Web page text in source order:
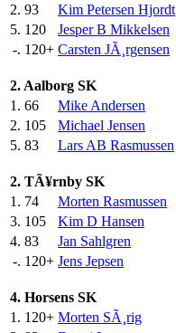
2. 93 Kim Petersen Hjordt
5. 120 Jesper B Mikkelsen
-. 120+ Carsten JÃ¸rgensen
2. Aalborg SK
1. 66 Mike Andersen
2. 105 Michael Jensen
5. 83 Lars AB Rasmussen
2. TÃ¥rnby SK
1. 74 Morten Rasmussen
3. 105 Kim D Hansen
4. 83 Jan Sahlgren
-. 120+ Jens Jepsen
4. Horsens SK
1. 120+ Morten SÃ¸rig